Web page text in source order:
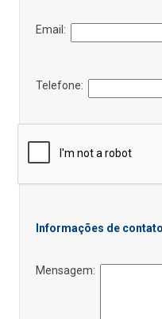
Email:
Telefone:
Informações de
Mensagem: